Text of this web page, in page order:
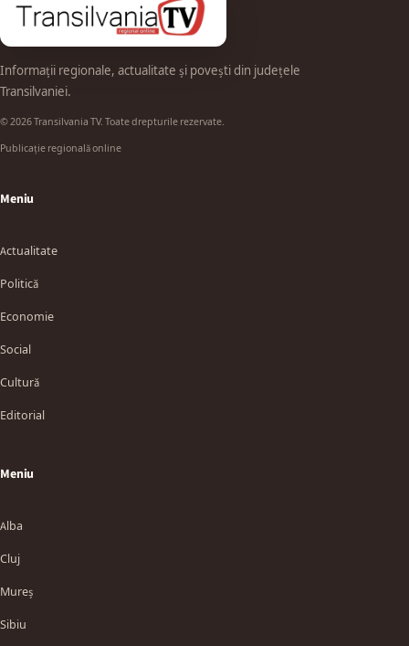
Informații regionale, actualitate și povești din județele
Transilvaniei.
© 2026 Transilvania TV. Toate drepturile rezervate.
Publicație regională online
Meniu
Actualitate
Politică
Economie
Social
Cultură
Editorial
Meniu
Alba
Cluj
Mureș
Sibiu